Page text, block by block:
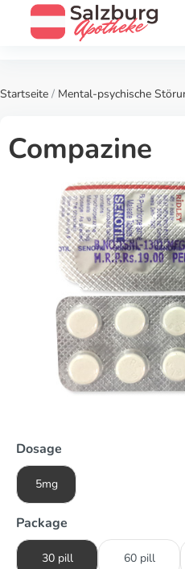
Startseite / Mental-psychische
Compazine
Dosage
5mg
Package
30 pill 60 pill